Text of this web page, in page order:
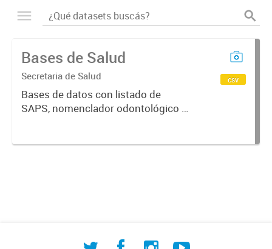
Bases de Salud
Secretaria de Salud
Bases de datos con listado de
SAPS, nomenclador odontológico y
csv